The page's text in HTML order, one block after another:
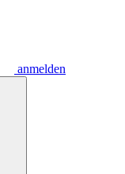
anmelden